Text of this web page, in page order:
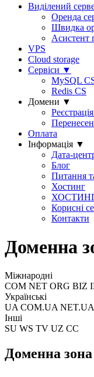
Виділений
Оренда
Швидка
Асистент
VPS
Cloud storage
Сервіси ▼
MySQL
Redis CS
Домени ▼
Оплата
Інформація ▼
Дата-
Блог
Питання
Хостинг
Корисні
Контакти
Доменна
Міжнародні
COM NET ORG BIZ
Українські
UA COM.UA
Інші
SU WS TV UZ CC
Доменна